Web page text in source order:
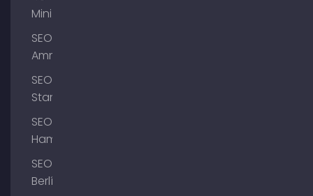
Mini
SEO
Ammersee
SEO
Starnberg
SEO
Hamburgo
SEO
Berlín